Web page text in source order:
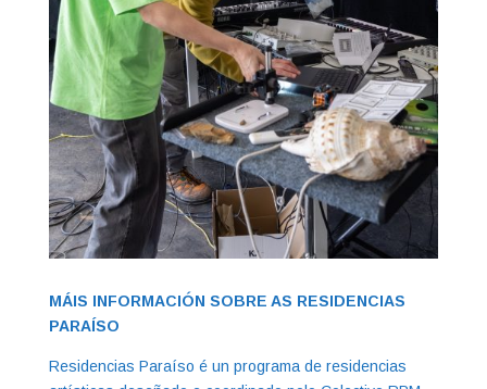
MÁIS INFORMACIÓN SOBRE AS RESIDENCIAS
PARAÍSO
Residencias Paraíso é un programa de residencias